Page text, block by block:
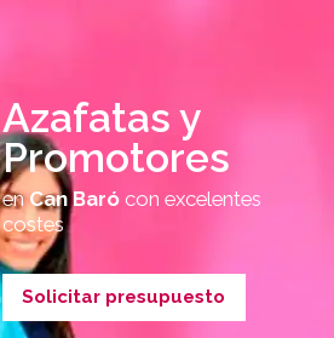
Azafatas y
Promotores
enCan Barócon excelentes
costes
Solicitar presupuesto